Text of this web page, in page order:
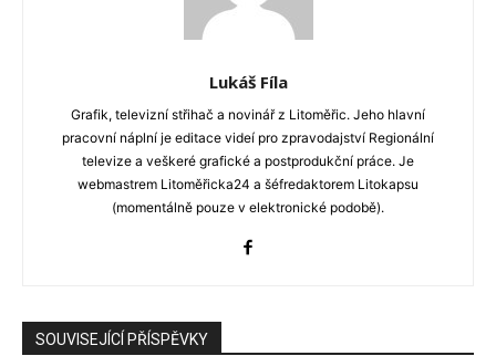
Lukáš Fíla
Grafik, televizní střihač a novinář z Litoměřic. Jeho hlavní
pracovní náplní je editace videí pro zpravodajství Regionální
televize a veškeré grafické a postprodukční práce. Je
webmastrem Litoměřicka24 a šéfredaktorem Litokapsu
(momentálně pouze v elektronické podobě).
SOUVISEJÍCÍ PŘÍSPĚVKY